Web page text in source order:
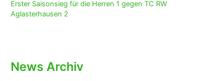
Erster Saisonsieg für die Herren 1 gegen TC RW
Aglasterhausen 2
News Archiv